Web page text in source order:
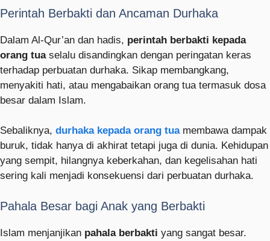
Perintah Berbakti dan Ancaman Durhaka
Dalam Al-Qur’an dan hadis, perintah berbakti kepada
orang tuaselalu disandingkan dengan peringatan keras
terhadap perbuatan durhaka. Sikap membangkang,
menyakiti hati, atau mengabaikan orang tua termasuk dosa
besar dalam Islam.
Sebaliknya, durhaka kepada orang tuamembawa dampak
buruk, tidak hanya di akhirat tetapi juga di dunia. Kehidupan
yang sempit, hilangnya keberkahan, dan kegelisahan hati
sering kali menjadi konsekuensi dari perbuatan durhaka.
Pahala Besar bagi Anak yang Berbakti
Islam menjanjikan pahala berbakti yang sangat besar.